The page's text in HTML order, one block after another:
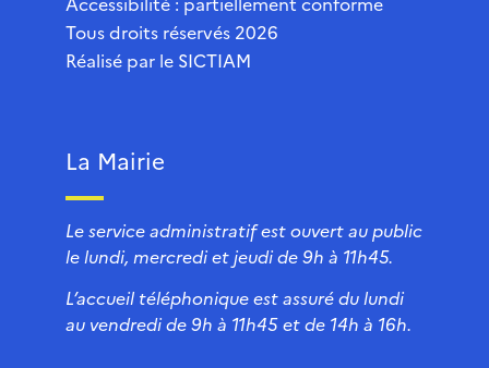
Tous droits réservés 2026
Réalisé par le SICTIAM
La Mairie
Le service administratif est ouvert au public
le lundi, mercredi et jeudi de 9h à 11h45.
L’accueil téléphonique est assuré du lundi
au vendredi de 9h à 11h45 et de 14h à 16h.